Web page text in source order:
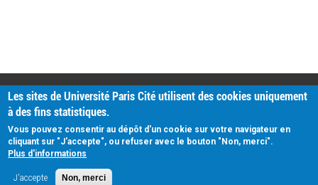
PRATIQUE
Plan d'accès
Intranet
Mentions légales
Données personnelles
Les sites de Université Paris Cité utilisent des cookies uniquement
à des fins statistiques.
Vous pouvez consentir au dépôt d'un cookie sur votre navigateur en
cliquant sur "J'accepte", ou refuser avec le bouton "Non, merci".
Plus d'informations
J'accepte Non, merci